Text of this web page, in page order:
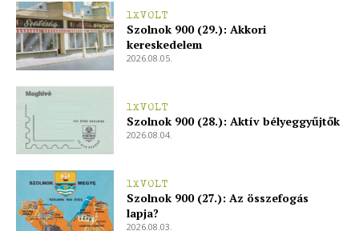
1XVOLT
Szolnok 900 (29.): Akkori
kereskedelem
2026.08.05.
1XVOLT
Szolnok 900 (28.): Aktív bélyeggyűjtők
2026.08.04.
1XVOLT
Szolnok 900 (27.): Az összefogás
lapja?
2026.08.03.